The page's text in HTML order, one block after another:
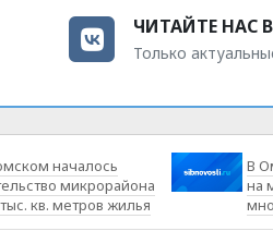
ЧИТАЙТЕ НАС
Только
началось
микрорайона
кв. метров жилья
В
на